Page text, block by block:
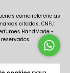
HandMade -